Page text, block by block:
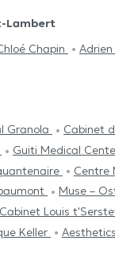
Lambert
Chapin
Granola
Cabinet
Guiti Medical
Centre
Muse –
Cabinet Louis
Keller